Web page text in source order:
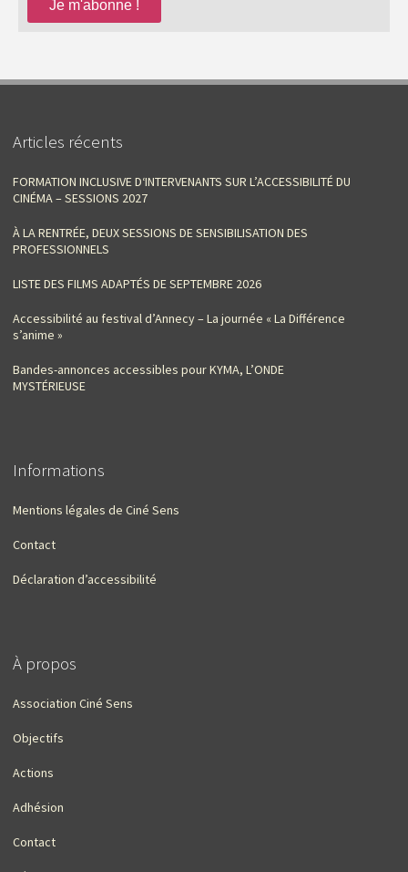
Articles récents
FORMATION INCLUSIVE D‘INTERVENANTS SUR L’ACCESSIBILITÉ DU
CINÉMA – SESSIONS 2027
À LA RENTRÉE, DEUX SESSIONS DE SENSIBILISATION DES
PROFESSIONNELS
LISTE DES FILMS ADAPTÉS DE SEPTEMBRE 2026
Accessibilité au festival d’Annecy – La journée « La Différence
s’anime »
Bandes-annonces accessibles pour KYMA, L’ONDE
MYSTÉRIEUSE
Informations
Mentions légales de Ciné Sens
Contact
Déclaration d’accessibilité
À propos
Association Ciné Sens
Objectifs
Actions
Adhésion
Contact